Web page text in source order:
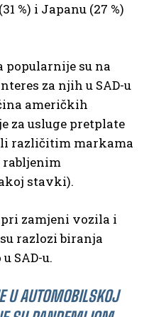
%) i Japanu (27 %)
popularnije su na
za njih u SAD-u
američkih
za usluge pretplate
različitim markama
rabljenim
stavki).
zamjeni vozila i
razlozi biranja
SAD-u.
U AUTOMOBILSKOJ